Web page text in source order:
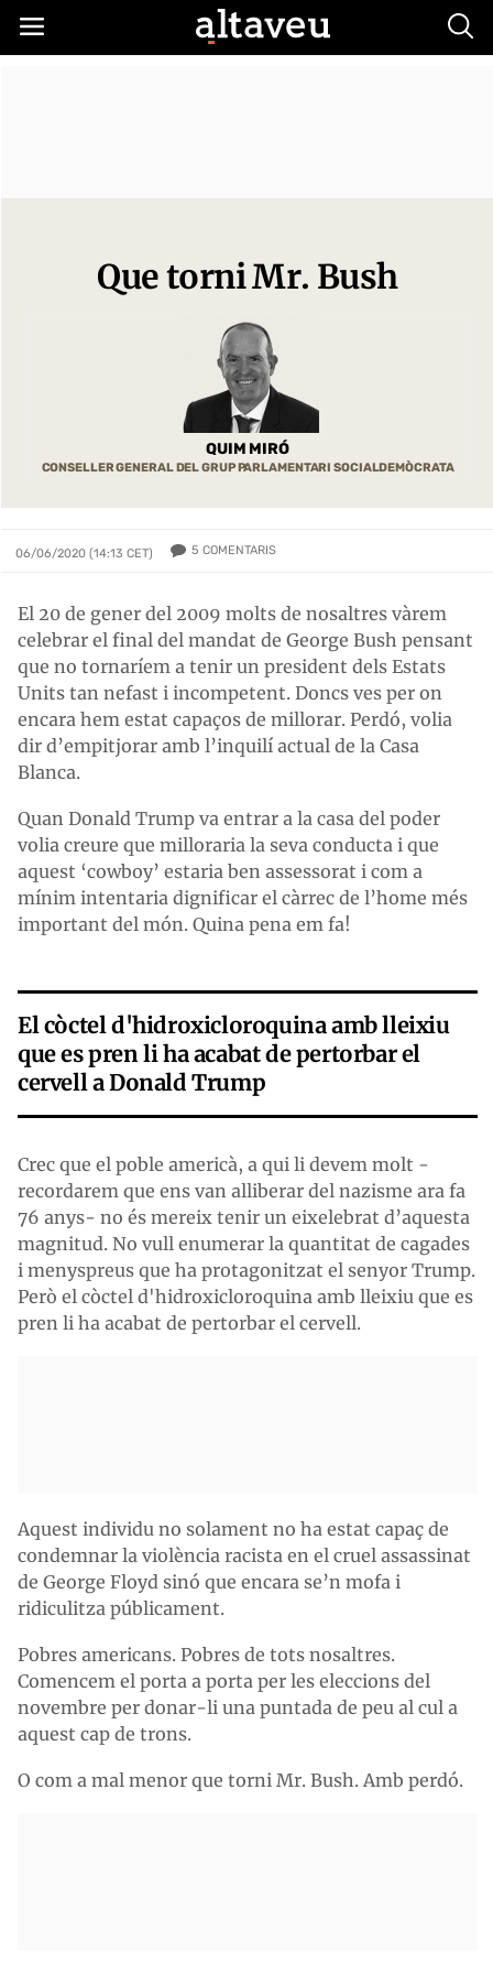
Que torni Mr. Bush
QUIM MIRÓ
CONSELLER GENERAL DEL GRUP PARLAMENTARI SOCIALDEMÒCRATA
06/06/2020 (14:13 CET) 5 COMENTARIS
El 20 de gener del 2009 molts de nosaltres vàrem
celebrar el final del mandat de George Bush pensant
que no tornaríem a tenir un president dels Estats
Units tan nefast i incompetent. Doncs ves per on
encara hem estat capaços de millorar. Perdó, volia
dir d’empitjorar amb l’inquilí actual de la Casa
Blanca.
Quan Donald Trump va entrar a la casa del poder
volia creure que milloraria la seva conducta i que
aquest ‘cowboy’ estaria ben assessorat i com a
mínim intentaria dignificar el càrrec de l’home més
important del món. Quina pena em fa!
El còctel d'hidroxicloroquina amb lleixiu
que es pren li ha acabat de pertorbar el
cervell a Donald Trump
Crec que el poble americà, a qui li devem molt -
recordarem que ens van alliberar del nazisme ara fa
76 anys- no és mereix tenir un eixelebrat d’aquesta
magnitud. No vull enumerar la quantitat de cagades
i menyspreus que ha protagonitzat el senyor Trump.
Però el còctel d'hidroxicloroquina amb lleixiu que es
pren li ha acabat de pertorbar el cervell.
Aquest individu no solament no ha estat capaç de
condemnar la violència racista en el cruel assassinat
de George Floyd sinó que encara se’n mofa i
ridiculitza públicament.
Pobres americans. Pobres de tots nosaltres.
Comencem el porta a porta per les eleccions del
novembre per donar-li una puntada de peu al cul a
aquest cap de trons.
O com a mal menor que torni Mr. Bush. Amb perdó.